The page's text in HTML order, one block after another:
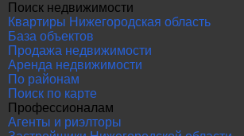
Поиск недвижимости
Квартиры Нижегородская область
База объектов
Продажа недвижимости
Аренда недвижимости
По районам
Поиск по карте
Профессионалам
Агенты и риэлторы